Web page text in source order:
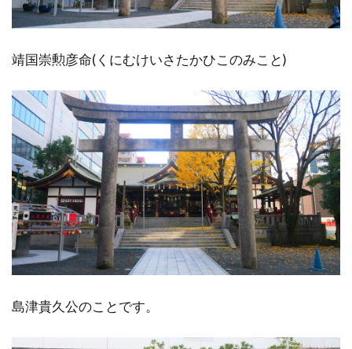
靖国崇勲彦命(くにむけいさたかひこのみこと)
島津貴久公のことです。